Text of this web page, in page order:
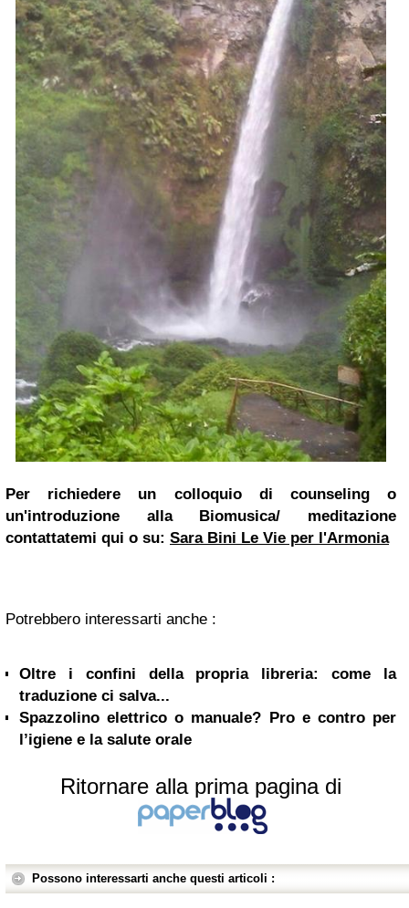
Per richiedere un colloquio di counseling o
un'introduzione alla Biomusica/ meditazione
contattatemi qui o su: Sara Bini Le Vie per l'Armonia
Potrebbero interessarti anche :
Oltre i confini della propria libreria: come la
traduzione ci salva...
Spazzolino elettrico o manuale? Pro e contro per
l’igiene e la salute orale
Ritornare alla prima pagina di
Possono interessarti anche questi articoli :